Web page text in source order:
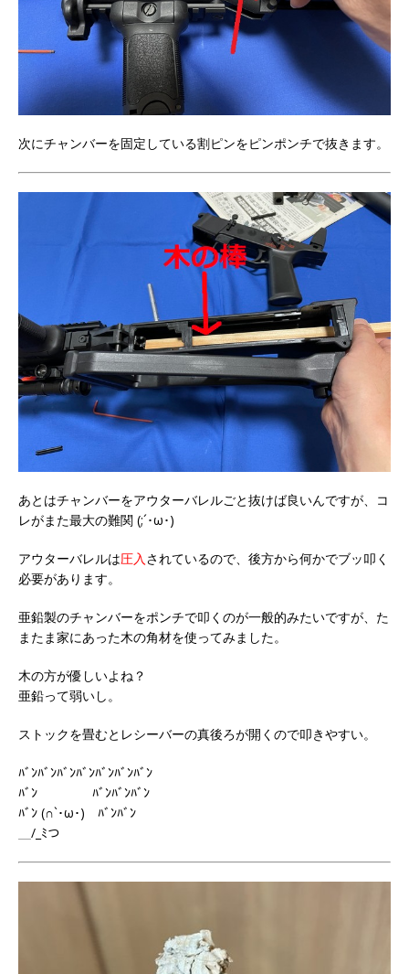
次にチャンバーを固定している割ピンをピンポンチで抜きます。
あとはチャンバーをアウターバレルごと抜けば良いんですが、コ
レがまた最大の難関 (;´･ω･)
アウターバレルは圧入されているので、後方から何かでブッ叩く
必要があります。
亜鉛製のチャンバーをポンチで叩くのが一般的みたいですが、た
またま家にあった木の角材を使ってみました。
木の方が優しいよね？
亜鉛って弱いし。
ストックを畳むとレシーバーの真後ろが開くので叩きやすい。
ﾊﾞﾝﾊﾞﾝﾊﾞﾝﾊﾞﾝﾊﾞﾝﾊﾞﾝﾊﾞﾝ
ﾊﾞﾝ ﾊﾞﾝﾊﾞﾝﾊﾞﾝ
ﾊﾞﾝ (∩`･ω･) ﾊﾞﾝﾊﾞﾝ
＿/_ﾐつ